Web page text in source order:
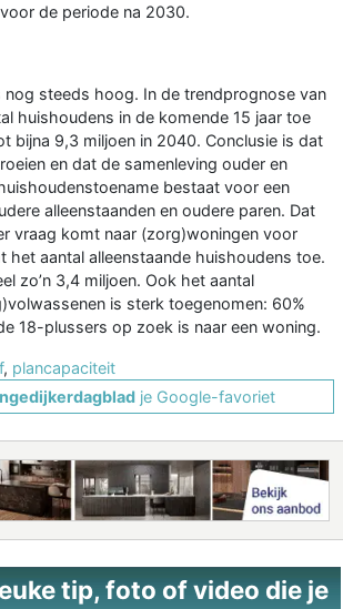
de periode na 2030.
steeds hoog. In de trendprognose van
huishoudens in de komende 15 jaar toe
bijna 9,3 miljoen in 2040. Conclusie is dat
en dat de samenleving ouder en
bestaat voor een
alleenstaanden en oudere paren. Dat
vraag komt naar (zorg)woningen voor
het aantal alleenstaande huishoudens toe.
zo’n 3,4 miljoen. Ook het aantal
is sterk toegenomen: 60%
18-plussers op zoek is naar een woning.
, plancapaciteit
je Google-favoriet
tip, foto of video die je